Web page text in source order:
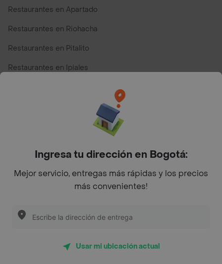
Restaurantes en Apartado
Restaurantes en Riohacha
Restaurantes en Pitalito
Restaurantes en Ipiales
Top Marcas y Cadenas de Restaurantes
Encuéntranos en estos países
App Store Google play
Restaurantes cerca de mi para pedir Comida a Domicilio -
Ingresa tu dirección en Bogotá:
Mejor servicio, entregas más rápidas y los precios
más convenientes!
Usar mi ubicación actual